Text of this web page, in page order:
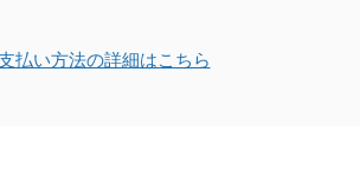
払い方法の詳細はこちら